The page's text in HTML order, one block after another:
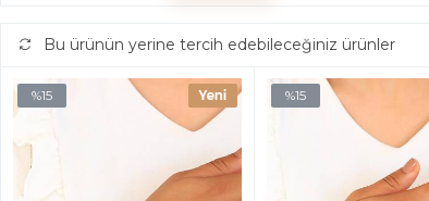
Bu ürünün yerine tercih edebileceğiniz ürünler
%15 %15